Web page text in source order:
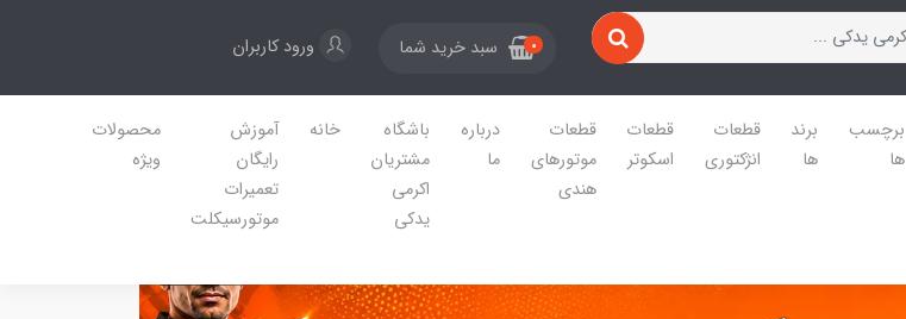
0 سبد خرید شما ورود کاربران
برچسب
ها
برند
ها
قطعات
انژکتوری
قطعات
اسکوتر
قطعات
موتورهای
هندی
درباره
ما
باشگاه
مشتریان
اکرمی
یدکی
خانه
آموزش
رایگان
تعمیرات
موتورسیکلت
محصولات
ویژه